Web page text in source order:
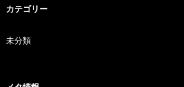
カテゴリー
未分類